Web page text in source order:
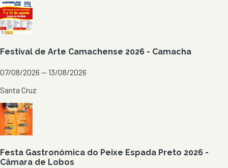
Festival de Arte Camachense 2026 - Camacha
07/08/2026 — 13/08/2026
Santa Cruz
Festa Gastronómica do Peixe Espada Preto 2026 -
Câmara de Lobos